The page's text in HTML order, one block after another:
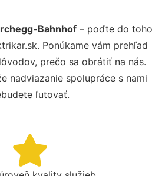
Bahnhof – poďte do toho
Ponúkame vám prehľad
prečo sa obrátiť na nás.
nadviazanie spolupráce s nami
ľutovať.